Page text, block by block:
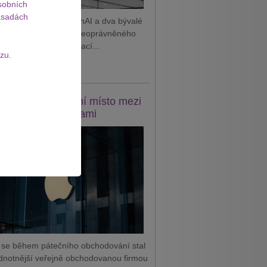
žalobu na OpenAI a dva bývalé
které viní z neoprávněného
důvěrných informací...
se vrátil na první místo mezi
firmami
během pátečního obchodování stal
veřejně obchodovanou firmou